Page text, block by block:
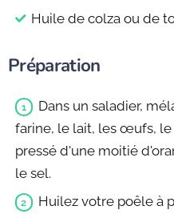
Huile de colza ou de
Préparation
Dans un saladier,
farine, le lait, les œufs, le
pressé d'une moitié
le sel.
Huilez votre poêle à